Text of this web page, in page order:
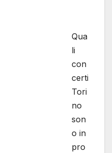
Qua
programma per il
ancora dei posti
di trovare risposta a
di fare come ho
www.biglietti365.it
che riguardano i
acquista direttamente